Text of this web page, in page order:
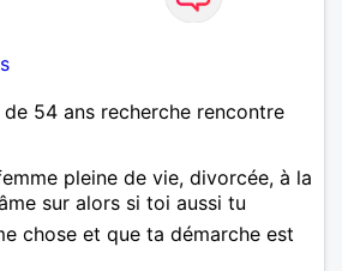
54 ans recherche rencontre
pleine de vie, divorcée, à la
sur alors si toi aussi tu
chose et que ta démarche est